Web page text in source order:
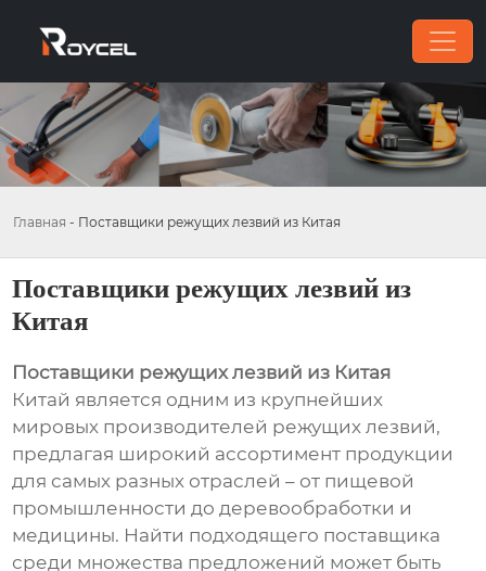
Главная - Поставщики режущих лезвий из Китая
Поставщики режущих лезвий из
Китая
Поставщики режущих лезвий из Китая
Китай является одним из крупнейших
мировых производителей режущих лезвий,
предлагая широкий ассортимент продукции
для самых разных отраслей – от пищевой
промышленности до деревообработки и
медицины. Найти подходящего поставщика
среди множества предложений может быть